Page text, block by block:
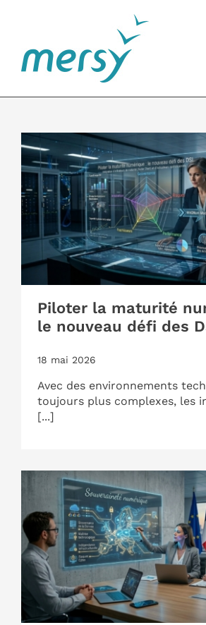
Piloter la maturité
le nouveau défi des
18 mai 2026
Avec des environnements
toujours plus complexes, les
[...]